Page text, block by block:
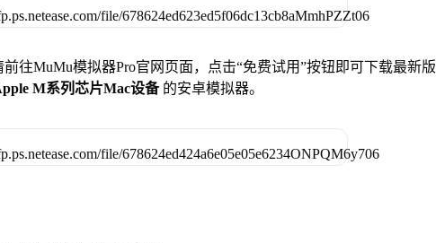
往MuMu模拟器Pro官网页面，点击“免费试用”按钮即可下载最新版
M系列芯片Mac设备 的安卓模拟器。